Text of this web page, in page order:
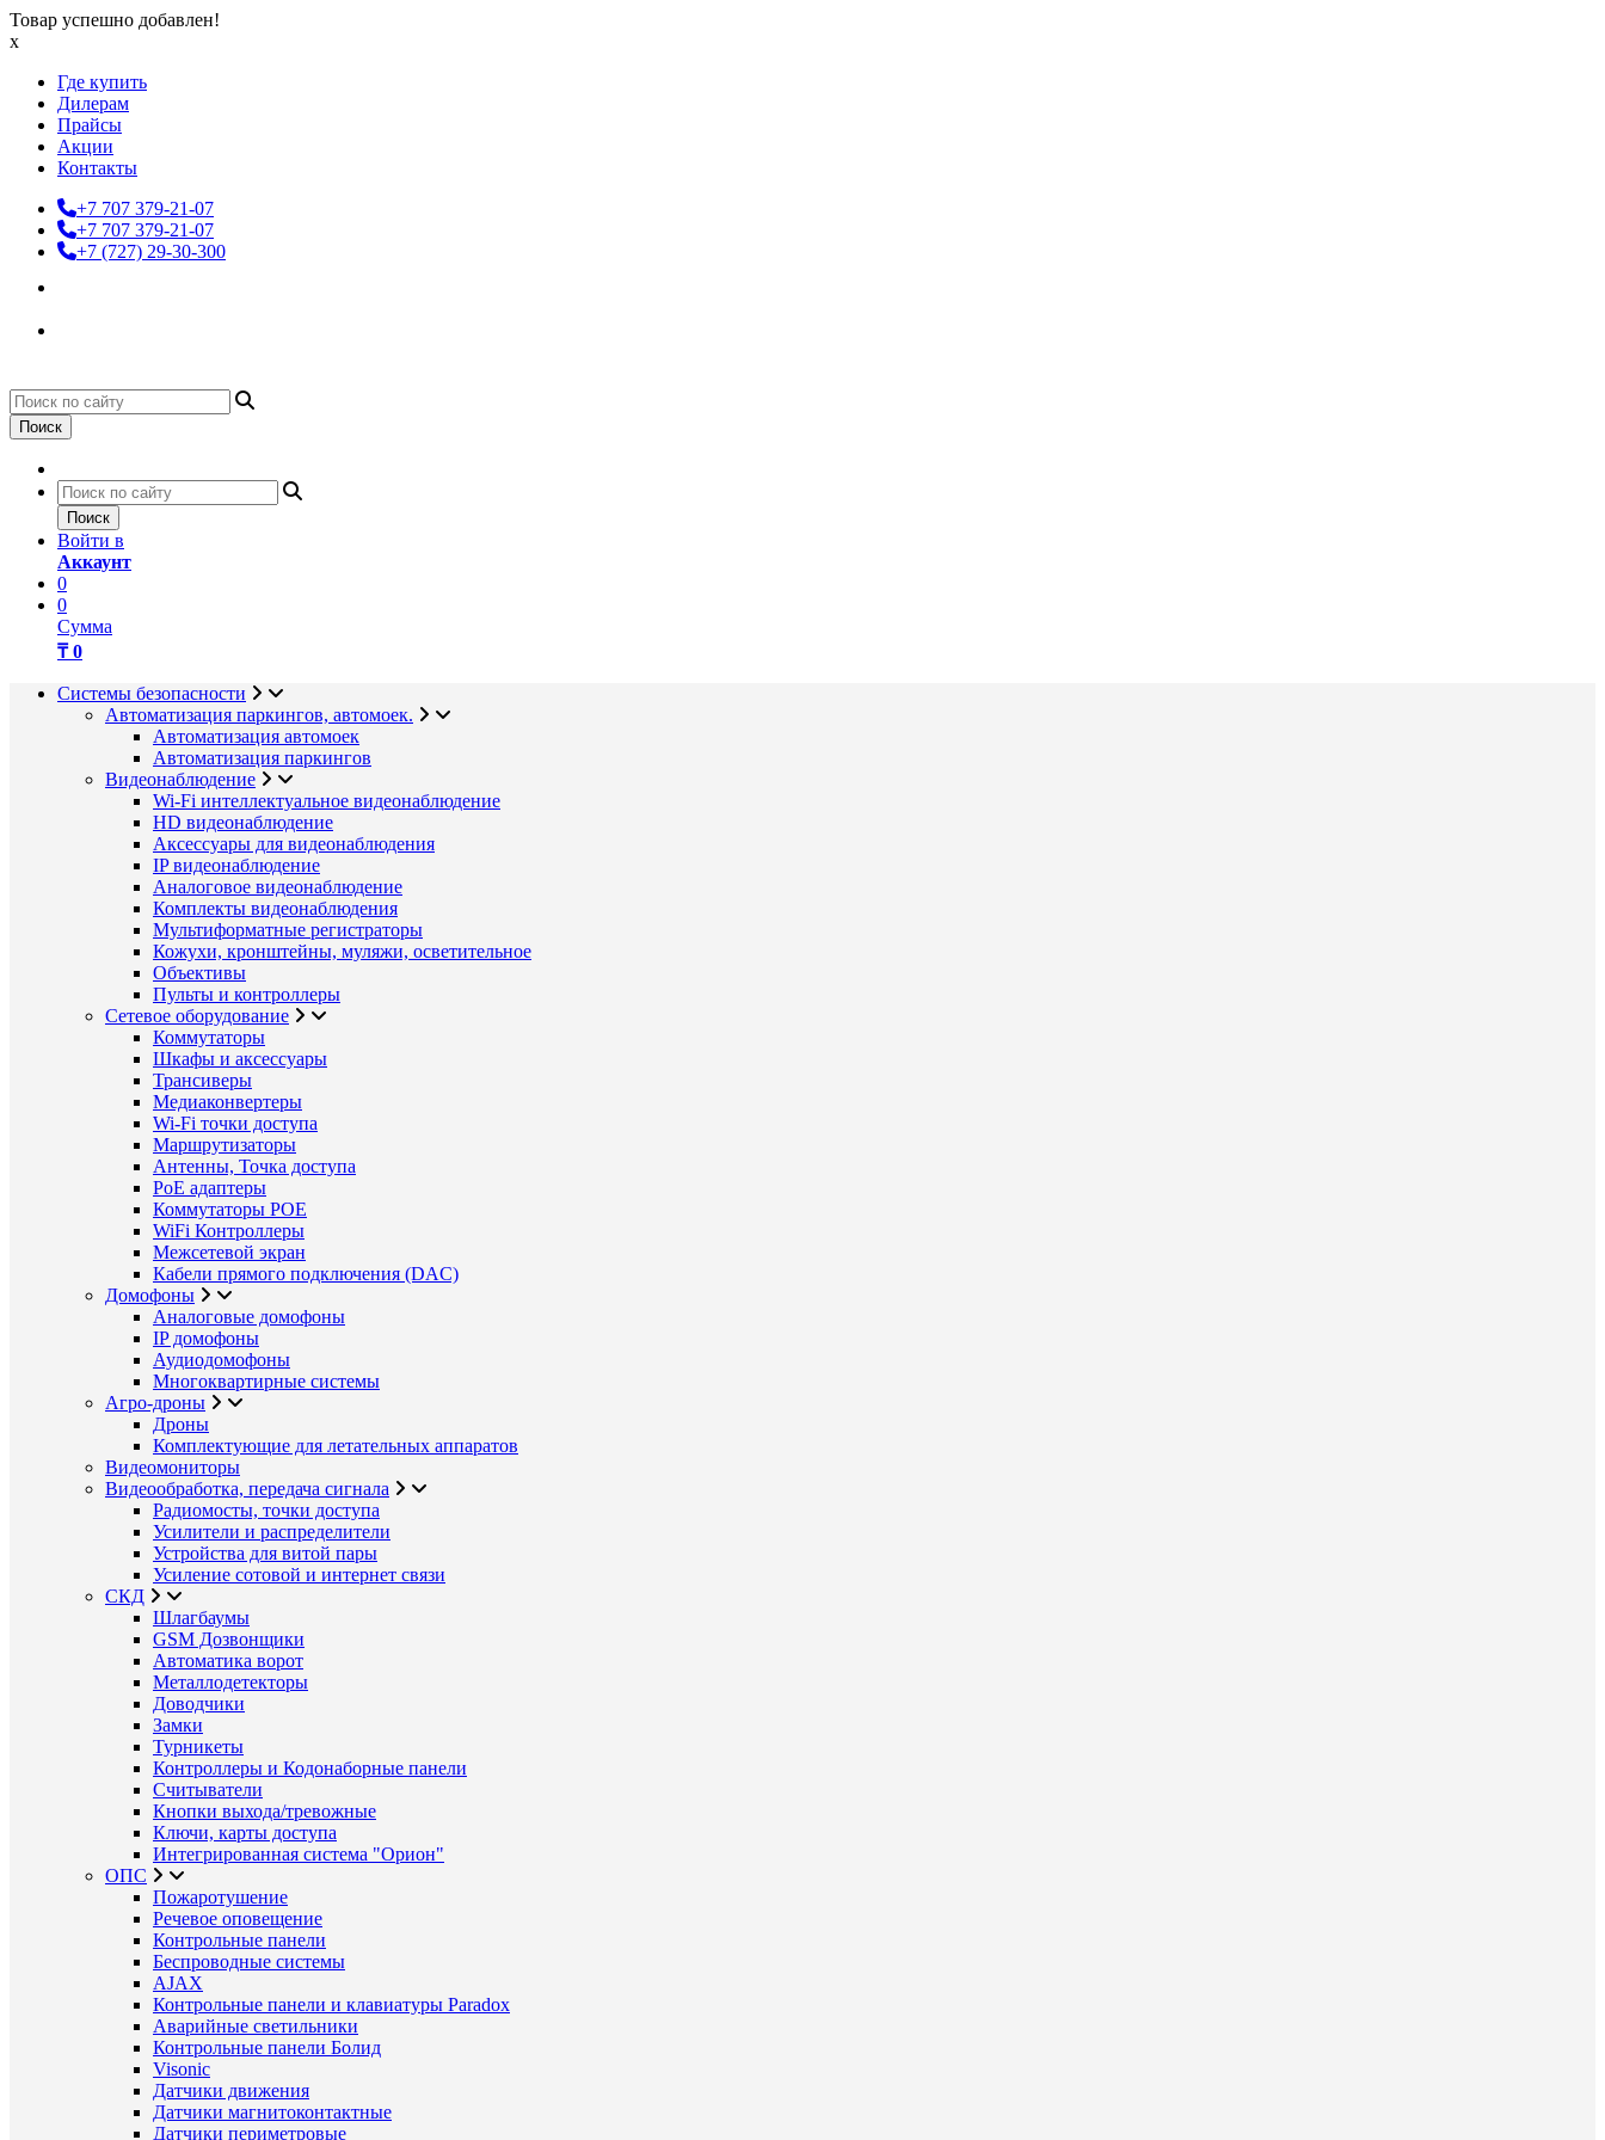
Товар успешно добавлен!
x
Где купить
Дилерам
Прайсы
Акции
Контакты
+7 707 379-21-07
+7 707 379-21-07
+7 (727) 29-30-300
Поиск
Поиск
Войти в
Аккаунт
0
0
Сумма
₸ 0
Системы безопасности
Автоматизация паркингов, автомоек.
Автоматизация автомоек
Автоматизация паркингов
Видеонаблюдение
Wi-Fi интеллектуальное видеонаблюдение
HD видеонаблюдение
Аксессуары для видеонаблюдения
IP видеонаблюдение
Аналоговое видеонаблюдение
Комплекты видеонаблюдения
Мультиформатные регистраторы
Кожухи, кронштейны, муляжи, осветительное
Объективы
Пульты и контроллеры
Сетевое оборудование
Коммутаторы
Шкафы и аксессуары
Трансиверы
Медиаконвертеры
Wi-Fi точки доступа
Маршрутизаторы
Антенны, Точка доступа
PoE адаптеры
Коммутаторы POE
WiFi Контроллеры
Межсетевой экран
Кабели прямого подключения (DAC)
Домофоны
Аналоговые домофоны
IP домофоны
Аудиодомофоны
Многоквартирные системы
Агро-дроны
Дроны
Комплектующие для летательных аппаратов
Видеомониторы
Видеообработка, передача сигнала
Радиомосты, точки доступа
Усилители и распределители
Устройства для витой пары
Усиление сотовой и интернет связи
СКД
Шлагбаумы
GSM Дозвонщики
Автоматика ворот
Металлодетекторы
Доводчики
Замки
Турникеты
Контроллеры и Кодонаборные панели
Считыватели
Кнопки выхода/тревожные
Ключи, карты доступа
Интегрированная система "Орион"
ОПС
Пожаротушение
Речевое оповещение
Контрольные панели
Беспроводные системы
AJAX
Контрольные панели и клавиатуры Paradox
Аварийные светильники
Контрольные панели Болид
Visonic
Датчики движения
Датчики магнитоконтактные
Датчики периметровые